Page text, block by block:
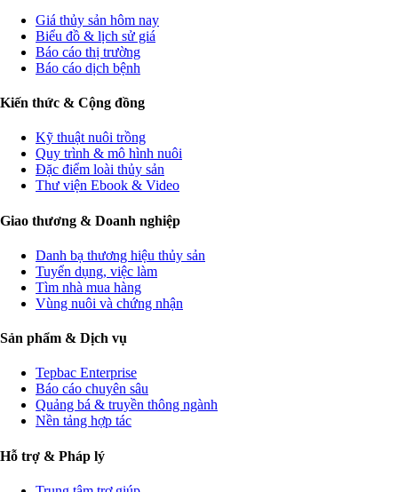
Giá thủy sản hôm nay
Biểu đồ & lịch sử giá
Báo cáo thị trường
Báo cáo dịch bệnh
Kiến thức & Cộng đồng
Kỹ thuật nuôi trồng
Quy trình & mô hình nuôi
Đặc điểm loài thủy sản
Thư viện Ebook & Video
Giao thương & Doanh nghiệp
Danh bạ thương hiệu thủy sản
Tuyển dụng, việc làm
Tìm nhà mua hàng
Vùng nuôi và chứng nhận
Sản phẩm & Dịch vụ
Tepbac Enterprise
Báo cáo chuyên sâu
Quảng bá & truyền thông ngành
Nền tảng hợp tác
Hỗ trợ & Pháp lý